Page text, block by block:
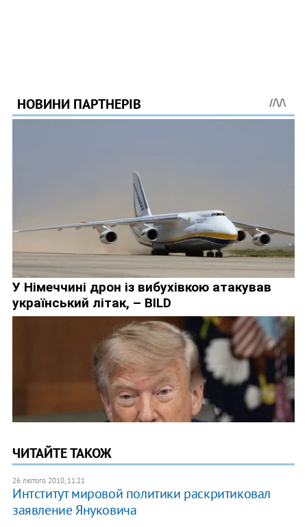
ЧИТАЙТЕ ТАКОЖ
26 лютого 2010, 11:21
Интститут мировой политики раскритиковал
заявление Януковича